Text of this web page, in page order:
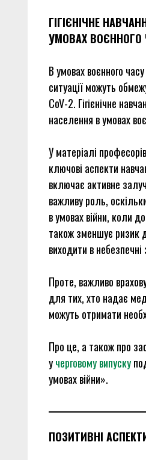
ГІГІЄНІЧНЕ
УМОВАХ ВОЄННОГО
В умовах воєнного
ситуації можуть
CoV-2. Гігієнічне
населення в умовах
У матеріалі
ключові аспекти
включає активне
важливу роль,
в умовах війни, коли
також зменшує ризик
виходити в небезпечні
Проте, важливо
для тих, хто надає
можуть отримати
Про це, а також про
учерговому випуску
умовах війни».
ПОЗИТИВНІ